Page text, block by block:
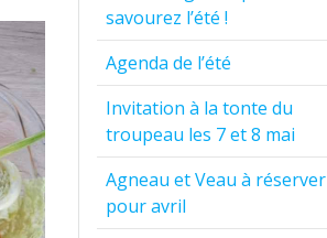
savourez l’été !
Agenda de l’été
Invitation à la tonte du
troupeau les 7 et 8 mai
Agneau et Veau à réserver
pour avril